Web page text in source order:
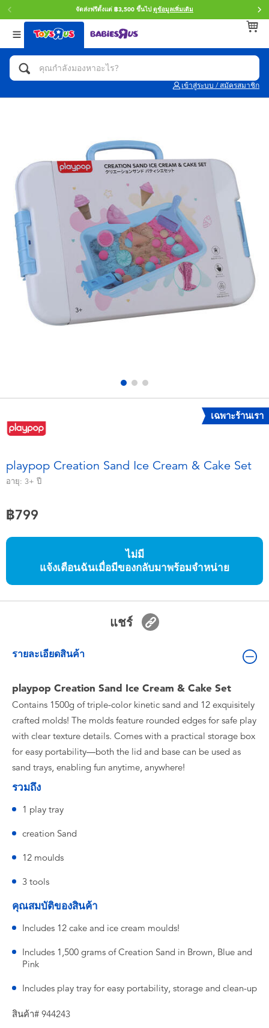
จัดส่งฟรีตั้งแต่ ฿3,500 ขึ้นไป ดูข้อมูลเพิ่มเติม
เข้าสู่ระบบ / สมัครสมาชิก
กลับ
หมวดหมู่
แอคชั่นฟิกเกอร์ และการสวมบทบาทเป็นฮีโร่
รถของเล่น, รถบรรทุกของเล่น, รถไฟของเล่น
และรีโมทบังคับ
กิจกรรมและงานคราฟท์
ตุ๊กตาและของสะสม
อุปกรณ์อิเล็คทรอนิกส์
เกมและพัซเซิล
กิจกรรมกลางแจ้งและกีฬา
ของเล่นนุ่มนิ่ม
ของเล่นสำหรับเด็กทารกและวัยหัดเดิน
แบตเตอรี่
Nintendo Switch
กล่องสุ่ม
ตัวละครเพี่อการสะสม
แกดเจ็ต
กลับ
แบรนด์
Toy Story ทอย สตอรี่
LEGOเลโก้
Blokees บล็อคคีส์
Zuru ซูรู
playpop
กลับ
Age
0~2 ปี
8~11 ปี
12~14 ปี
เฉพาะร้านเรา
playpop Creation Sand Ice Cream & Cake Set
อายุ: 3+ ปี
฿799
ไม่มี
แจ้งเตือนฉันเมื่อมีของกลับมาพร้อมจำหน่าย
แชร์
รายละเอียดสินค้า
playpop Creation Sand Ice Cream & Cake Set
Contains 1500g of triple-color kinetic sand and 12 exquisitely
crafted molds! The molds feature rounded edges for safe play
with clear texture details. Comes with a practical storage box
for easy portability—both the lid and base can be used as
sand trays, enabling fun anytime, anywhere!
รวมถึง
1 play tray
creation Sand
12 moulds
3 tools
คุณสมบัติของสินค้า
Includes 12 cake and ice cream moulds!
Includes 1,500 grams of Creation Sand in Brown, Blue and
Pink
Includes play tray for easy portability, storage and clean-up
สินค้า# 944243